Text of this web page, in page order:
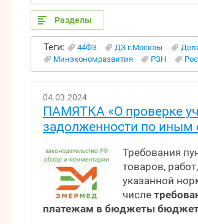
Разделы
Теги: 44ФЗ ДЗ г.Москвы
Минэкономразвития
РЗН
04.03.2024
ПАМЯТКА «О проверке
задолженности по
Требования
товаров,
указанной
числе
платежам в бюджеты